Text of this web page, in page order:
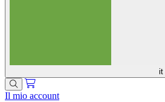
it
Il mio account